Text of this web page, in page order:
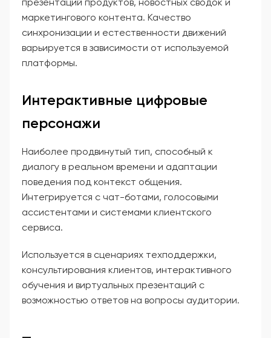
маркетингового контента. Качество
синхронизации и естественности движений
варьируется в зависимости от используемой
платформы.
Интерактивные цифровые
персонажи
Наиболее продвинутый тип, способный к
диалогу в реальном времени и адаптации
поведения под контекст общения.
Интегрируется с чат-ботами, голосовыми
ассистентами и системами клиентского
сервиса.
Используется в сценариях техподдержки,
консультирования клиентов, интерактивного
обучения и виртуальных презентаций с
возможностью ответов на вопросы аудитории.